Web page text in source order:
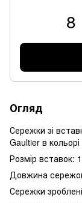
8
Огляд
Сережки зі
Gaultier в
Розмір вставок:
Довжина
Сережки